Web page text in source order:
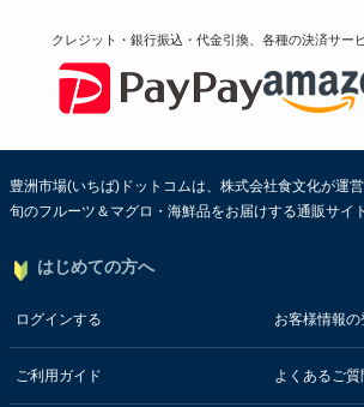
クレジット・銀行振込・代金引換、各種の決済サー
豊洲市場(いちば)ドットコムは、株式会社食文化が運
旬のフルーツ＆マグロ・海鮮品をお届けする通販サイ
はじめての方へ
ログインする お客様情報の
ご利用ガイド よくあるご質